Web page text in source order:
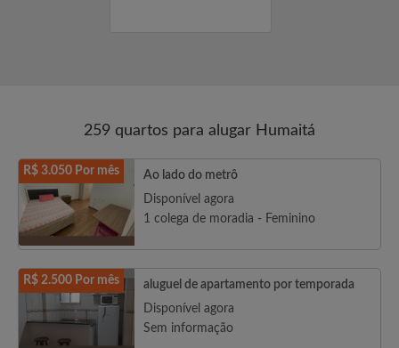
259 quartos para alugar Humaitá
R$ 3.050 Por mês
Ao lado do metrô
Disponível agora
1 colega de moradia - Feminino
R$ 2.500 Por mês
aluguel de apartamento por temporada
Disponível agora
Sem informação